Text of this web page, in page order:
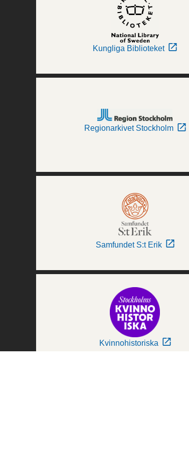
Kungliga Biblioteket
Regionarkivet Stockholm
Samfundet S:t Erik
Kvinnohistoriska